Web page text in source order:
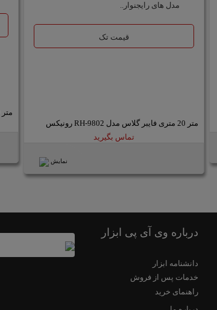
مدل های رایجنوار..
قیمت تک
متر 20 متری فایبر گلاس مدل RH-9802 رونیکس
تماس بگیرید
نمایش
متر 30 متری فایبر گلاس مدل RH-9803رونیکس
درباره وی آی پی ابزار
دانشنامه ابزار
خدمات پس از فروش
راهنمای خرید